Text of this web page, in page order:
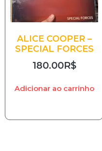
ALICE COOPER –
SPECIAL FORCES
180.00R$
Adicionar ao carrinho